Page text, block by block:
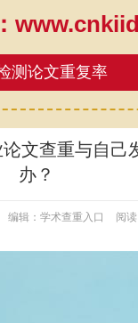
测论文重复率
文查重与自己
办？
编辑：学术查重入口 阅读